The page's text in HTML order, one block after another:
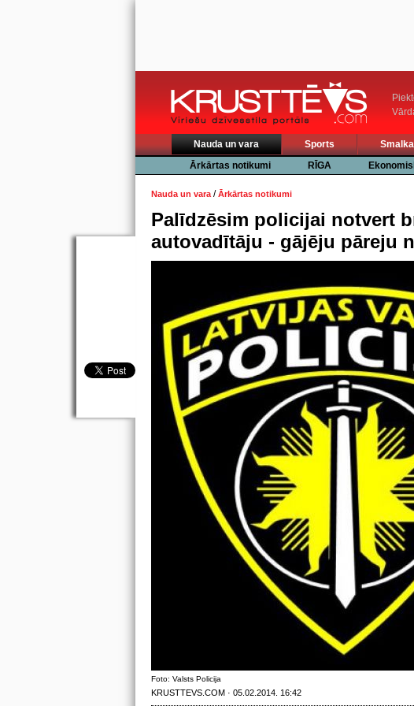
Nauda un vara Sports
Ārkārtas notikumi
RĪGA
Nauda un vara/Ārkārtas notikumi
Palīdzēsim policijai notvert
autovadītāju - gājēju pāreju
Foto: Valsts Policija
KRUSTTEVS.COM · 05.02.2014. 16:42